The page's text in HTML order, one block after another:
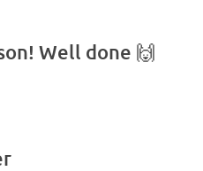
Well done 🙌